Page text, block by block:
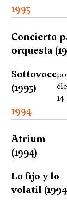
1995
Concierto
orquesta
Sottovoce
(1995)
1994
Atrium
(1994)
Lo fijo y lo
volatil